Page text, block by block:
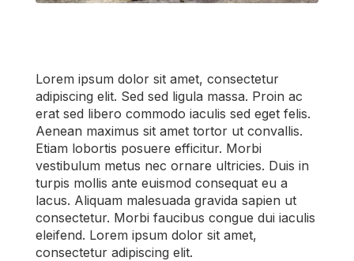
Lorem ipsum dolor sit amet, consectetur
adipiscing elit. Sed sed ligula massa. Proin ac
erat sed libero commodo iaculis sed eget felis.
Aenean maximus sit amet tortor ut convallis.
Etiam lobortis posuere efficitur. Morbi
vestibulum metus nec ornare ultricies. Duis in
turpis mollis ante euismod consequat eu a
lacus. Aliquam malesuada gravida sapien ut
consectetur. Morbi faucibus congue dui iaculis
eleifend. Lorem ipsum dolor sit amet,
consectetur adipiscing elit.